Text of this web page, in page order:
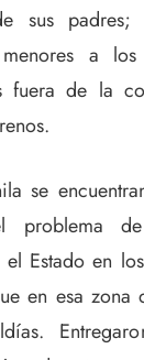
sus
a
fuera de la
se
problema
el Estado en
en esa zona